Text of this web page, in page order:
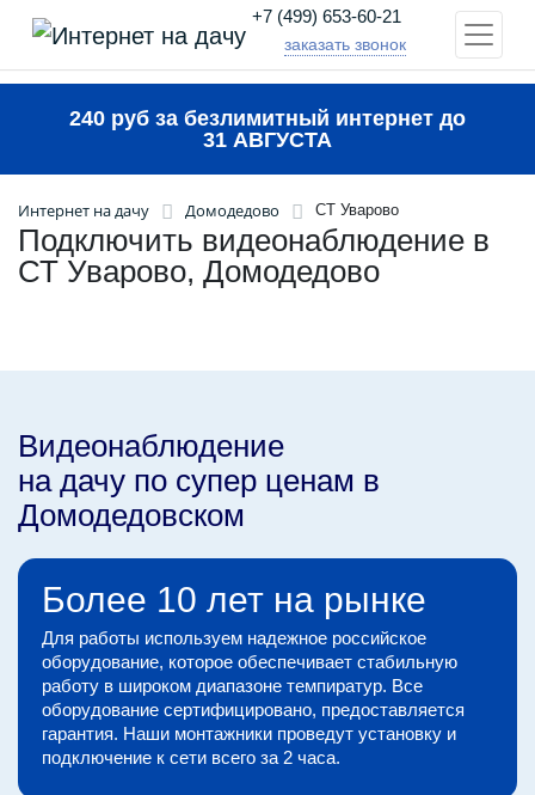
+7 (499) 653-60-21
заказать звонок
240 руб за безлимитный интернет до
31 АВГУСТА
Интернет на дачу Домодедово СТ Уварово
Подключить видеонаблюдение в
СТ Уварово, Домодедово
Видеонаблюдение
на дачу по супер ценам в
Домодедовском
Более 10 лет на рынке
Для работы используем надежное российское
оборудование, которое обеспечивает стабильную
работу в широком диапазоне темпиратур. Все
оборудование сертифицировано, предоставляется
гарантия. Наши монтажники проведут установку и
подключение к сети всего за 2 часа.